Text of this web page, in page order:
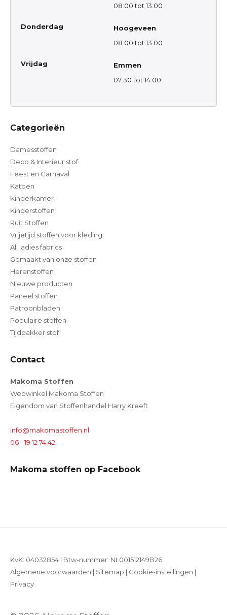
08:00 tot 13:00
Donderdag
Hoogeveen
08:00 tot 13:00
Vrijdag
Emmen
07:30 tot 14:00
Categorieën
Damesstoffen
Deco & Interieur stof
Feest en Carnaval
Katoen
Kinderkamer
Kinderstoffen
Ruit Stoffen
Vrijetijd stoffen voor kleding
All ladies fabrics
Gemaakt van onze stoffen
Herenstoffen
Nieuwe producten
Paneel stoffen
Patroonbladen
Populaire stoffen
Tijdpakker stof
Contact
Makoma Stoffen
Webwinkel Makoma Stoffen
Eigendom van Stoffenhandel Harry Kreeft
info@makomastoffen.nl
06 - 19 12 74 42
Makoma stoffen op Facebook
KvK: 04032854 | Btw-nummer: NL001512149B26
Algemene voorwaarden | Sitemap | Cookie-instellingen |
Privacy